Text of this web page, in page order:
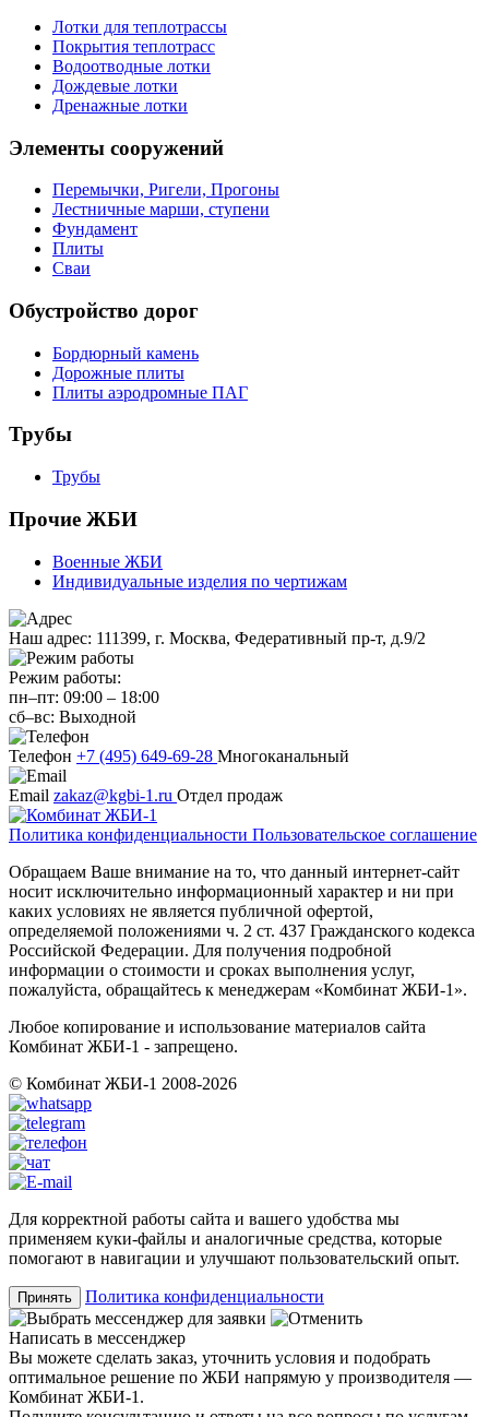
Лотки для теплотрассы
Покрытия теплотрасс
Водоотводные лотки
Дождевые лотки
Дренажные лотки
Элементы сооружений
Перемычки, Ригели, Прогоны
Лестничные марши, ступени
Фундамент
Плиты
Сваи
Обустройство дорог
Бордюрный камень
Дорожные плиты
Плиты аэродромные ПАГ
Трубы
Трубы
Прочие ЖБИ
Военные ЖБИ
Индивидуальные изделия по чертижам
Наш адрес: 111399, г. Москва, Федеративный пр-т, д.9/2
Режим работы:
пн–пт: 09:00 – 18:00
сб–вс: Выходной
Телефон +7 (495) 649-69-28 Многоканальный
Email zakaz@kgbi-1.ru Отдел продаж
Политика конфиденциальности Пользовательское соглашение
Обращаем Ваше внимание на то, что данный интернет-сайт
носит исключительно информационный характер и ни при
каких условиях не является публичной офертой,
определяемой положениями ч. 2 ст. 437 Гражданского кодекса
Российской Федерации. Для получения подробной
информации о стоимости и сроках выполнения услуг,
пожалуйста, обращайтесь к менеджерам «Комбинат ЖБИ-1».
Любое копирование и использование материалов сайта
Комбинат ЖБИ-1 - запрещено.
© Комбинат ЖБИ-1 2008-2026
Для корректной работы сайта и вашего удобства мы
применяем куки-файлы и аналогичные средства, которые
помогают в навигации и улучшают пользовательский опыт.
Принять Политика конфиденциальности
Написать в мессенджер
Вы можете сделать заказ, уточнить условия и подобрать
оптимальное решение по ЖБИ напрямую у производителя —
Комбинат ЖБИ-1.